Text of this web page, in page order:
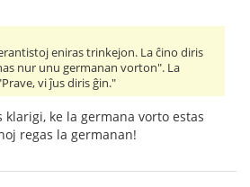
eniras trinkejon. La ĉino diris
nur unu germanan vorton". La
vi ĵus diris ĝin."
ke la germana vorto estas
regas la germanan!